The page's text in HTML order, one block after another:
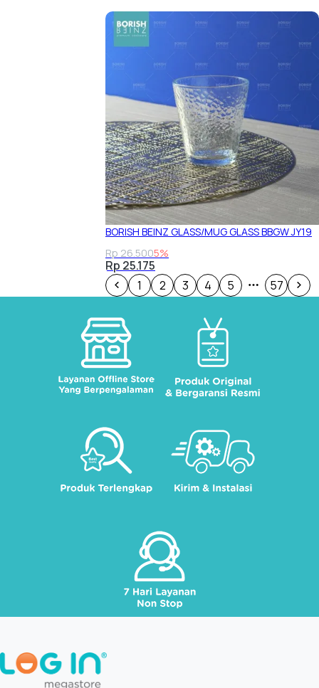
BORISH BEINZ GLASS/MUG GLASS BBGW JY19
Rp 26.5005%
Rp 25.175
1
2 3 4 5 57